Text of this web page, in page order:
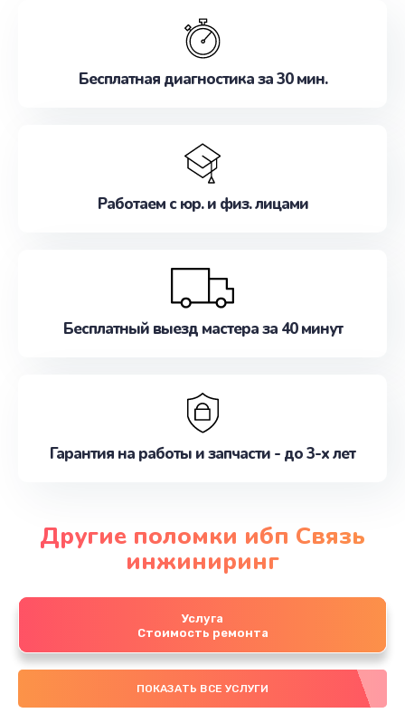
Бесплатная диагностика за 30 мин.
Работаем с юр. и физ. лицами
Бесплатный выезд мастера за 40 минут
Гарантия на работы и запчасти - до 3-х лет
Другие поломки ибп Связь
инжиниринг
Услуга
Стоимость ремонта
ПОКАЗАТЬ ВСЕ УСЛУГИ